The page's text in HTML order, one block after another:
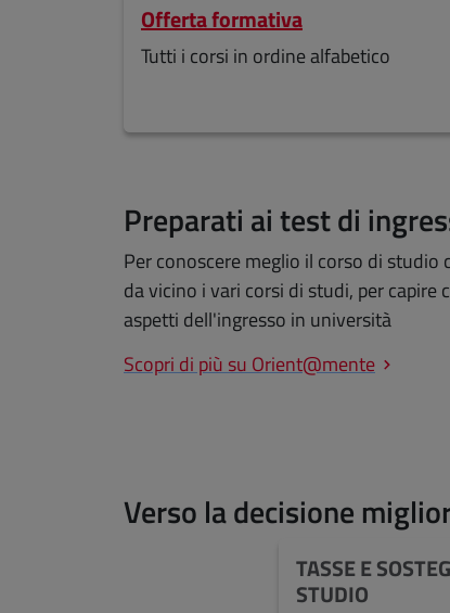
Offerta formativa
Tutti i corsi in ordine alfabetico
Preparati ai test di
Per conoscere meglio il corso di
da vicino i vari corsi di studi, per
aspetti dell'ingresso in università
Scopri di più su Orient@mente
Verso la decisione
TASSE E
STUDIO